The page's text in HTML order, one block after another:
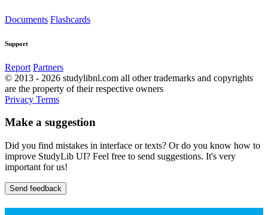
Documents Flashcards
Support
Report Partners
© 2013 - 2026 studylibnl.com all other trademarks and copyrights
are the property of their respective owners
Privacy Terms
Make a suggestion
Did you find mistakes in interface or texts? Or do you know how to
improve StudyLib UI? Feel free to send suggestions. It's very
important for us!
Send feedback